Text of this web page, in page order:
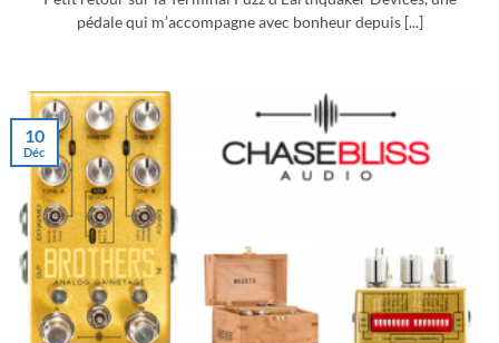
pédale qui m’accompagne avec bonheur depuis [...]
10
Déc